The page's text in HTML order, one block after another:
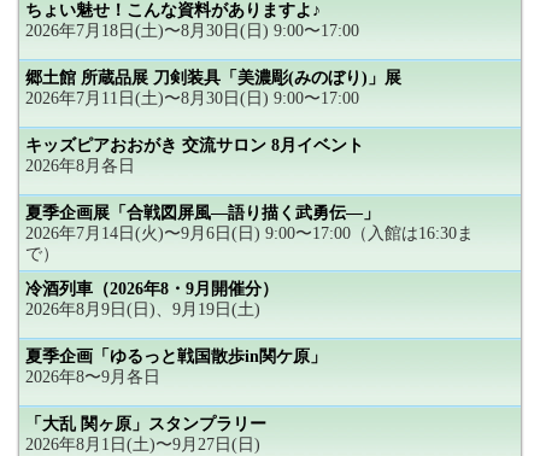
ちょい魅せ！こんな資料がありますよ♪
2026年7月18日(土)〜8月30日(日) 9:00〜17:00
郷土館 所蔵品展 刀剣装具「美濃彫(みのぼり)」展
2026年7月11日(土)〜8月30日(日) 9:00〜17:00
キッズピアおおがき 交流サロン 8月イベント
2026年8月各日
夏季企画展「合戦図屏風―語り描く武勇伝―」
2026年7月14日(火)〜9月6日(日) 9:00〜17:00（入館は16:30ま
で）
冷酒列車（2026年8・9月開催分）
2026年8月9日(日)、9月19日(土)
夏季企画「ゆるっと戦国散歩in関ケ原」
2026年8〜9月各日
「大乱 関ヶ原」スタンプラリー
2026年8月1日(土)〜9月27日(日)